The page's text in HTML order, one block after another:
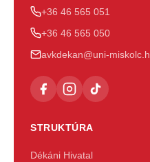
+36 46 565 051
+36 46 565 050
avkdekan@uni-
STRUKTÚRA
Dékáni Hivatal